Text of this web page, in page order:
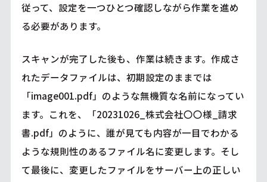
従って、設定を一つひとつ確認しながら作業を進め
る必要があります。
スキャンが完了した後も、作業は続きます。作成さ
れたデータファイルは、初期設定のままでは
「image001.pdf」のような無機質な名前になってい
ます。これを、「20231026_株式会社〇〇様_請求
書.pdf」のように、誰が見ても内容が一目でわかる
ような規則性のあるファイル名に変更します。そし
て最後に、変更したファイルをサーバー上の正しい